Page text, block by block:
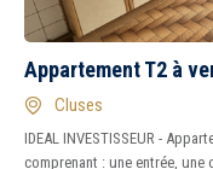
Appartement T2 à
Cluses
IDEAL INVESTISSEUR -
comprenant : une entrée, une